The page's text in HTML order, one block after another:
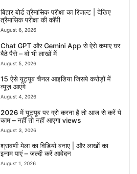
बिहार बोर्ड त्रैमासिक परीक्षा का रिजल्ट | देखिए
त्रैमासिक परीक्षा की कॉपी
August 6, 2026
Chat GPT और Gemini App से ऐसे कमाए घर
बैठे पैसे – वो भी लाखों में
August 5, 2026
15 ऐसे यूट्यूब चैनल आइडिया जिसपे करोड़ों में
व्यूज़ आएंगे
August 4, 2026
2026 में यूट्यूब पर ग्रो करना है तो आज से करें ये
काम – नहीं तो नहीं आएगा views
August 3, 2026
श्रावणी मेला का विडियो बनाए | और लाखों का
इनाम पाएं – जल्दी करें आवेदन
August 1, 2026